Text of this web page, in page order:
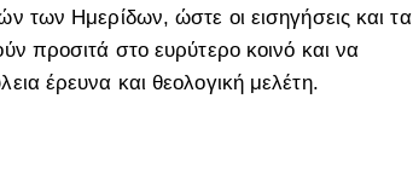
των Ημερίδων, ώστε οι εισηγήσεις και τα
προσιτά στο ευρύτερο κοινό και να
έρευνα και θεολογική μελέτη.